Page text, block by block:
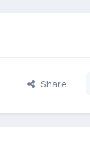
Share